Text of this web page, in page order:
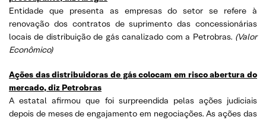
Entidade que presenta as empresas do setor se refere à
renovação dos contratos de suprimento das concessionárias
locais de distribuição de gás canalizado com a Petrobras. (Valor
Econômico)
Ações das distribuidoras de gás colocam em risco abertura do
mercado, diz Petrobras
A estatal afirmou que foi surpreendida pelas ações judiciais
depois de meses de engajamento em negociações. As ações das